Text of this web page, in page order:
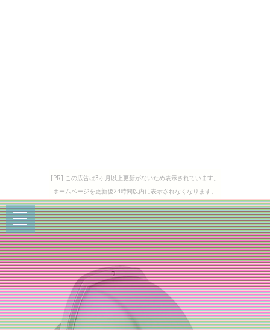
[PR] この広告は3ヶ月以上更新がないため表示されています。
ホームページを更新後24時間以内に表示されなくなります。